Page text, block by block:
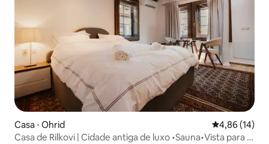
Casa ⋅ Ohrid 4,86 de uma
4,86 (14)
Casa de Rilkovi | Cidade antiga de luxo •Sauna•Vista para o